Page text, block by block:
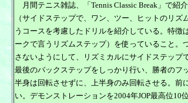
月間テニス雑誌、「Tennis Classic Break」で紹介
（サイドステップで、ワン、ツー、ヒットのリ
うコースを考慮したドリルを紹介している。特
ークで言うリズムステップ）を使っていること
さないようにして、リズミカルにサイドステップ
最後のバックステップをしっかり行い、勝者の
半身は回転させずに、上半身のみ回転させる。前
い。デモンストレーションを2004年JOP最高位